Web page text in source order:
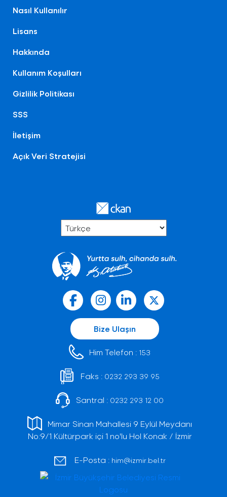
Nasıl Kullanılır
Lisans
Hakkında
Kullanım Koşulları
Gizlilik Politikası
SSS
İletişim
Açık Veri Stratejisi
Bize Ulaşın
Him Telefon : 153
Faks : 0232 293 39 95
Santral : 0232 293 12 00
Mimar Sinan Mahallesi 9 Eylül Meydanı
No:9/1 Kültürpark içi 1 no'lu Hol Konak / İzmir
E-Posta : him@izmir.bel.tr